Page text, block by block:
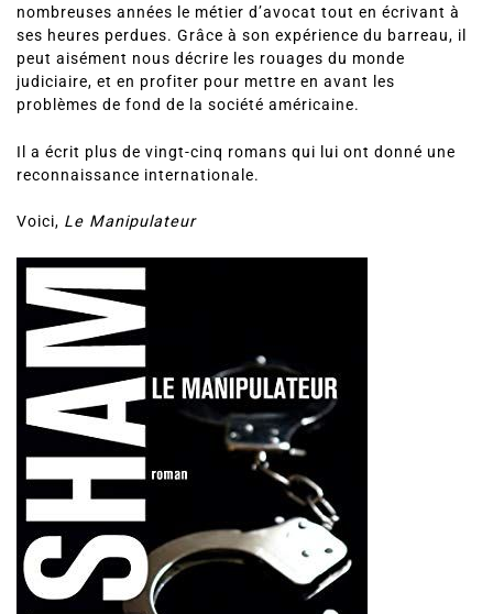
nombreuses années le métier d’avocat tout en écrivant à
ses heures perdues. Grâce à son expérience du barreau, il
peut aisément nous décrire les rouages du monde
judiciaire, et en profiter pour mettre en avant les
problèmes de fond de la société américaine.
Il a écrit plus de vingt-cinq romans qui lui ont donné une
reconnaissance internationale.
Voici, Le Manipulateur